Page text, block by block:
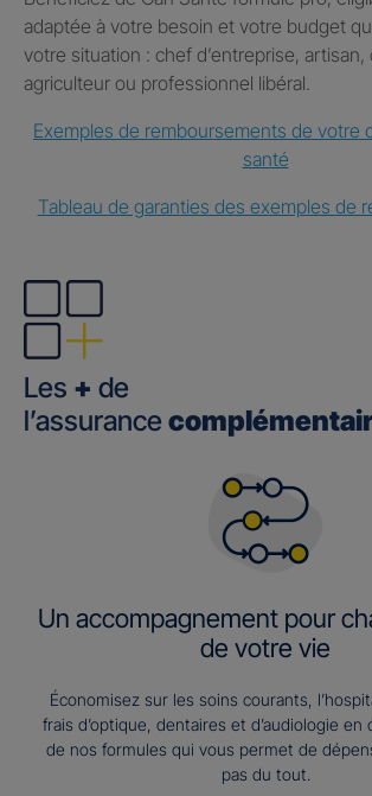
adaptée à votre besoin et votre budget
votre situation : chef d’entreprise, artisan,
agriculteur ou professionnel libéral.
Exemples de remboursements de votre
santé
Tableau de garanties des exemples de
Les + de
l’assurance
Un accompagnement pour
de votre vie
Économisez sur les soins courants,
frais d’optique, dentaires et d’audiologie en
de nos formules qui vous permet de
pas du tout.